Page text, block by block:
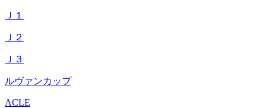
Ｊ１
Ｊ２
Ｊ３
ルヴァンカップ
ACLE